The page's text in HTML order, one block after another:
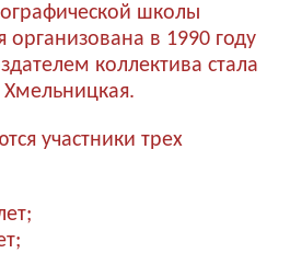
школы
организована в 1990 году
коллектива стала
Хмельницкая.
участники трех